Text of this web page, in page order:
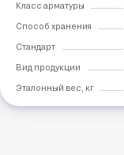
Класс арматуры
Способ хранения
Стандарт
Вид продукции
Эталонный вес, кг